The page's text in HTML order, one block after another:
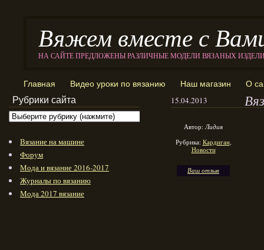
Вяжем вместе с
НА САЙТЕ ПРЕДЛОЖЕНЫ РАЗЛИЧНЫЕ МОДЕЛИ ВЯЗАНЫХ
Главная Видео уроки по вязанию Наш магазин О
15.04.2013
Автор:Лидия
Рубрика: Кардиган,
Новости
Ваш отзыв
Рубрики сайта
Вязание на машине
Форум
Мода и вязание 2016-2017
Журналы по вязанию
Мода 2017 вязание